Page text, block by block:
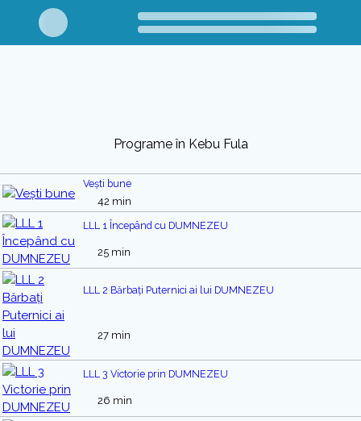
Programe în Kebu Fula
Vești bune
42 min
LLL 1 Începând cu DUMNEZEU
25 min
LLL 2 Bărbați Puternici ai lui DUMNEZEU
27 min
LLL 3 Victorie prin DUMNEZEU
26 min